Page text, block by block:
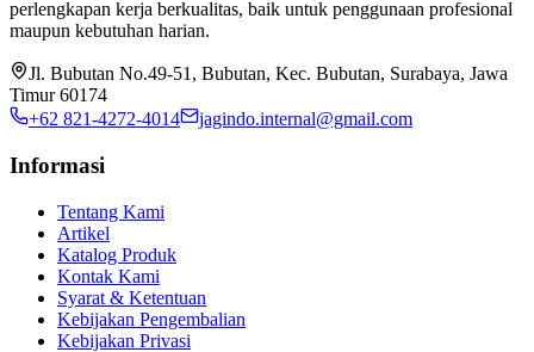
perlengkapan kerja berkualitas, baik untuk penggunaan profesional
maupun kebutuhan harian.
Jl. Bubutan No.49-51, Bubutan, Kec. Bubutan, Surabaya, Jawa
Timur 60174
+62 821-4272-4014
jagindo.internal@gmail.com
Informasi
Tentang Kami
Artikel
Katalog Produk
Kontak Kami
Syarat & Ketentuan
Kebijakan Pengembalian
Kebijakan Privasi